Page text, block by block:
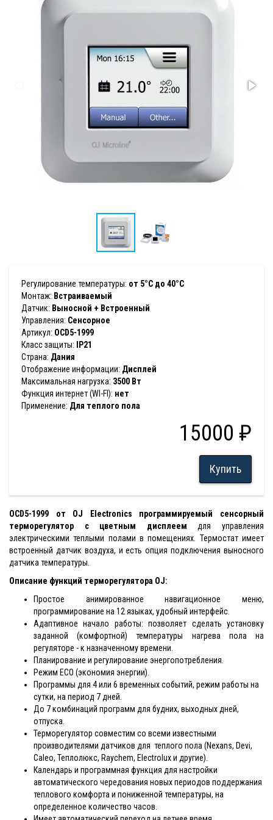
Регулирование температуры: от 5°C до 40°C
Монтаж: Встраиваемый
Датчик: Выносной + Встроенный
Управления: Сенсорное
Артикул: OCD5-1999
Класс защиты:
IP21
Страна: Дания
Отображение информации: Дисплей
Максимальная нагрузка: 3500 Вт
Функция интернет (WI-FI): нет
Применение: Для теплого пола
15000 ₽
Купить
OCD5-1999 от OJ Electronics программируемый сенсорный
терморегулятор с цветным дисплеем для управления
электрическими теплыми полами в помещениях. Термостат имеет
встроенный датчик воздуха, и есть опция подключения выносного
датчика температуры.
Описание функций терморегулятора OJ:
Простое анимированное навигационное меню,
программирование на 12 языках, удобный интерфейс.
Адаптивное начало работы: позволяет сделать установку
заданной (комфортной) температуры нагрева пола на
регуляторе - к назначенному времени.
Планирование и регулирование энергопотребления.
Режим ECO (экономия энергии).
Программы для 4 или 6 временных событий, режим работы на
сутки, на период 7 дней.
До 7 комбинаций программ для будних, выходных дней,
отпуска.
Терморегулятор совместим со всеми известными
производителями датчиков для теплого пола (Nexans, Devi,
Caleo, Теплолюкс, Raychem, Electrolux и другие).
Календарь и программная функция для настройки
автоматического чередования новых периодов поддержания
теплового комфорта и пониженной температуры, на
определенное количество часов.